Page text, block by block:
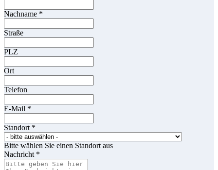
Nachname *
Straße
PLZ
Ort
Telefon
E-Mail *
Standort *
Bitte wählen Sie einen Standort aus
Nachricht *